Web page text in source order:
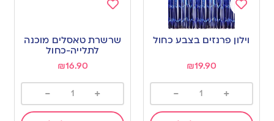
Add
to
wishlist
וילון פרנזים בצבע כחול
₪19.90
+
-
to
wishlist
שרשרת טאסלים מוכנה
לתלייה-כחול
₪16.90
+
-